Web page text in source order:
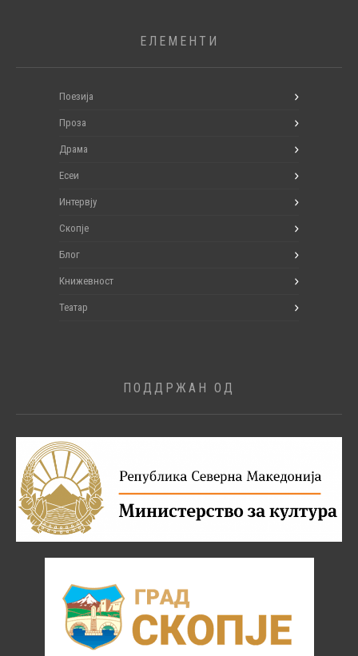
ЕЛЕМЕНТИ
Поезија
Проза
Драма
Есеи
Интервју
Скопје
Блог
Книжевност
Театар
ПОДДРЖАН ОД